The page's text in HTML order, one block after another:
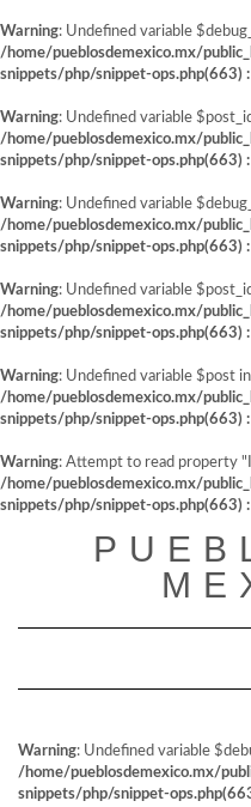
Warning: Undefined variable
/home/pueblosdemexico.mx/
snippets/php/snippet-ops.php(663)
Warning: Undefined variable
/home/pueblosdemexico.mx/
snippets/php/snippet-ops.php(663)
Warning: Undefined variable
/home/pueblosdemexico.mx/
snippets/php/snippet-ops.php(663)
Warning: Undefined variable
/home/pueblosdemexico.mx/
snippets/php/snippet-ops.php(663)
Warning: Undefined variable $post in
/home/pueblosdemexico.mx/
snippets/php/snippet-ops.php(663)
Warning: Attempt to read property
/home/pueblosdemexico.mx/
snippets/php/snippet-ops.php(663)
Warning: Undefined variable
/home/pueblosdemexico.mx/
snippets/php/snippet-